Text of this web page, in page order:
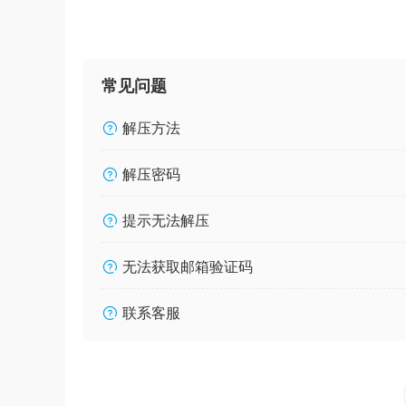
常见问题
解压方法
解压密码
提示无法解压
无法获取邮箱验证码
联系客服